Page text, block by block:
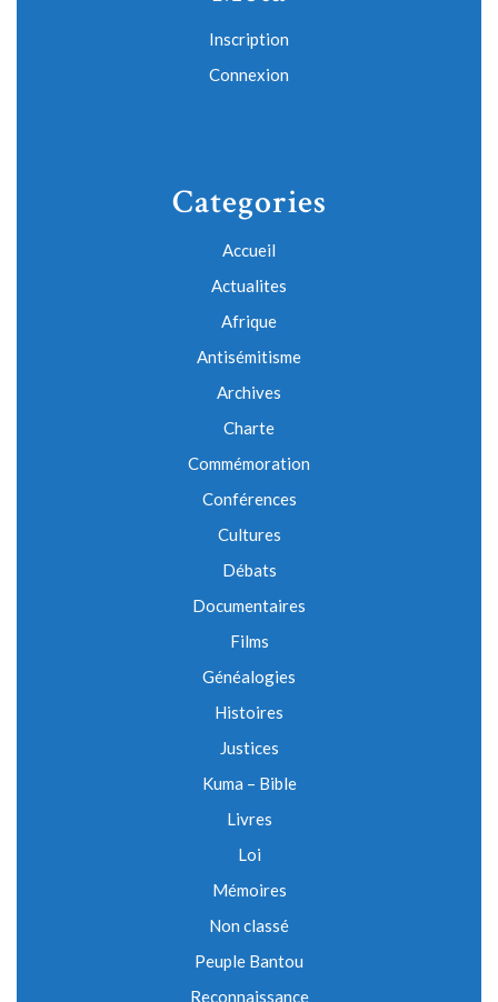
Inscription
Connexion
Categories
Accueil
Actualites
Afrique
Antisémitisme
Archives
Charte
Commémoration
Conférences
Cultures
Débats
Documentaires
Films
Généalogies
Histoires
Justices
Kuma – Bible
Livres
Loi
Mémoires
Non classé
Peuple Bantou
Reconnaissance